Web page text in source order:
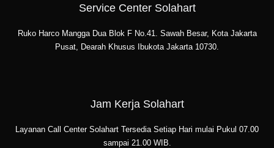
Service Center Solahart
Ruko Harco Mangga Dua Blok F No.41. Sawah Besar, Kota Jakarta
Pusat, Dearah Khusus Ibukota Jakarta 10730.
Jam Kerja Solahart
Layanan Call Center Solahart Tersedia Setiap Hari mulai Pukul 07.00
sampai 21.00 WIB.